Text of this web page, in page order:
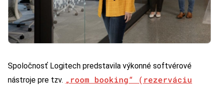
Spoločnosť Logitech predstavila výkonné softvérové
nástroje pre tzv. „room booking“ (rezerváciu